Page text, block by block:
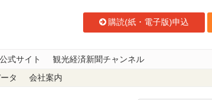
購読(紙・電子版)申込
式サイト 観光経済新聞チャンネル
タ 会社案内